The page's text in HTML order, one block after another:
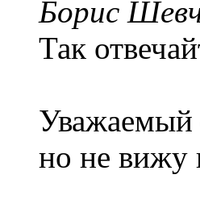
Борис
Так
Уважаемый
но не вижу